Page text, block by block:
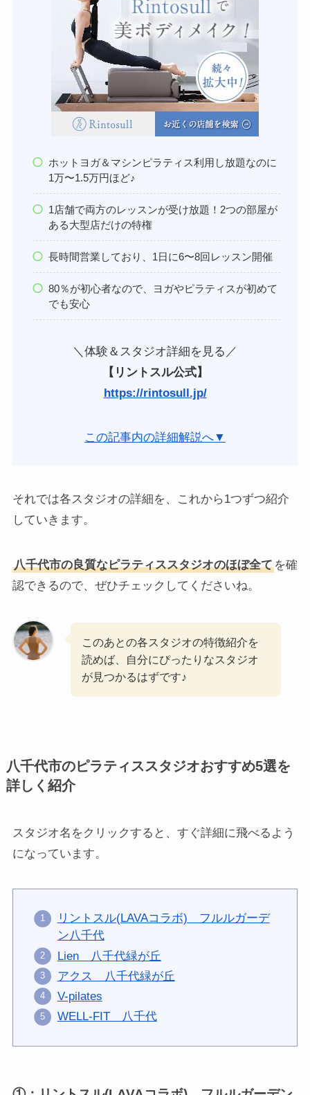
ホットヨガ＆マシンピラティス利用し放題なのに
1万〜1.5万円ほど♪
1店舗で両方のレッスンが受け放題！2つの部屋が
ある大型店だけの特権
長時間営業しており、1日に6〜8回レッスン開催
80％が初心者なので、ヨガやピラティスが初めて
でも安心
＼体験＆スタジオ詳細を見る／
【リントスル公式】
https://rintosull.jp/
この記事内の詳細解説へ▼
それでは各スタジオの詳細を、これから1つずつ紹介
していきます。
八千代市の良質なピラティススタジオのほぼ全てを確
認できるので、ぜひチェックしてくださいね。
このあとの各スタジオの特徴紹介を
読めば、自分にぴったりなスタジオ
が見つかるはずです♪
八千代市のピラティススタジオおすすめ5選を
詳しく紹介
スタジオ名をクリックすると、すぐ詳細に飛べるよう
になっています。
リントスル(LAVAコラボ) フルルガーデ
ン八千代
Lien 八千代緑が丘
アクス 八千代緑が丘
V-pilates
WELL-FIT 八千代